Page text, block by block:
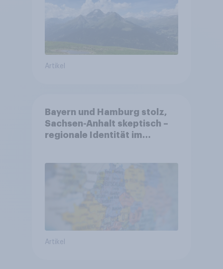
Artikel
Bayern und Hamburg stolz,
Sachsen-Anhalt skeptisch –
regionale Identität im
Artikel